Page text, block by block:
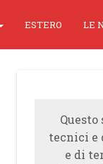
ESTERO LE
tecnici e
e di